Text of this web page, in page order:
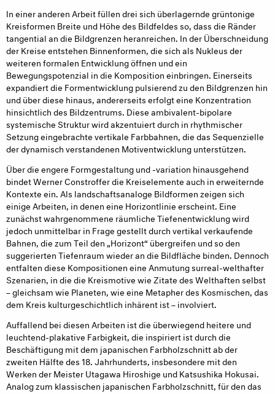
In einer anderen Arbeit füllen drei sich überlagernde grüntonige
Kreisformen Breite und Höhe des Bildfeldes so, dass die Ränder
tangential an die Bildgrenzen heranreichen. In der Überschneidung
der Kreise entstehen Binnenformen, die sich als Nukleus der
weiteren formalen Entwicklung öffnen und ein
Bewegungspotenzial in die Komposition einbringen. Einerseits
expandiert die Formentwicklung pulsierend zu den Bildgrenzen hin
und über diese hinaus, andererseits erfolgt eine Konzentration
hinsichtlich des Bildzentrums. Diese ambivalent-bipolare
systemische Struktur wird akzentuiert durch in rhythmischer
Setzung eingebrachte vertikale Farbbahnen, die das Sequenzielle
der dynamisch verstandenen Motiventwicklung unterstützen.
Über die engere Formgestaltung und -variation hinausgehend
bindet Werner Constroffer die Kreiselemente auch in erweiternde
Kontexte ein. Als landschaftsanaloge Bildformen zeigen sich
einige Arbeiten, in denen eine Horizontlinie erscheint. Eine
zunächst wahrgenommene räumliche Tiefenentwicklung wird
jedoch unmittelbar in Frage gestellt durch vertikal verkaufende
Bahnen, die zum Teil den „Horizont“ übergreifen und so den
suggerierten Tiefenraum wieder an die Bildfläche binden. Dennoch
entfalten diese Kompositionen eine Anmutung surreal-welthafter
Szenarien, in die die Kreismotive wie Zitate des Welthaften selbst
– gleichsam wie Planeten, wie eine Metapher des Kosmischen, das
dem Kreis kulturgeschichtlich inhärent ist – involviert.
Auffallend bei diesen Arbeiten ist die überwiegend heitere und
leuchtend-plakative Farbigkeit, die inspiriert ist durch die
Beschäftigung mit dem japanischen Farbholzschnitt ab der
zweiten Hälfte des 18. Jahrhunderts, insbesondere mit den
Werken der Meister Utagawa Hiroshige und Katsushika Hokusai.
Analog zum klassischen japanischen Farbholzschnitt, für den das